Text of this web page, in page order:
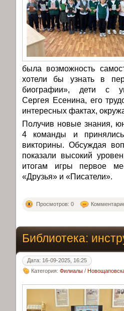
была возможность
хотели бы узнать в
биографии», дети с
Сергея Есенина, его
интересных фактах,
Получив новые знания,
4 команды и принялись
викторины. Обсуждая
показали высокий
итогам игры первое
«Друзья» и «Писатели».
Просмотров: 0
Библиотека:
Дата: 16-09-2025, 16:25
Категория: Филиалы /